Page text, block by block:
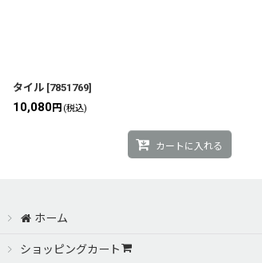
タイル [7851769]
10,080円 (税込)
カートに入れる
ホーム
ショッピングカート